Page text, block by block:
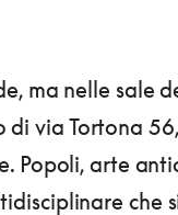
ma nelle sale
via Tortona
Popoli, arte
che